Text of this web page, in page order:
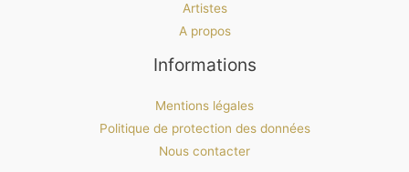
Artistes
A propos
Informations
Mentions légales
Politique de protection des données
Nous contacter